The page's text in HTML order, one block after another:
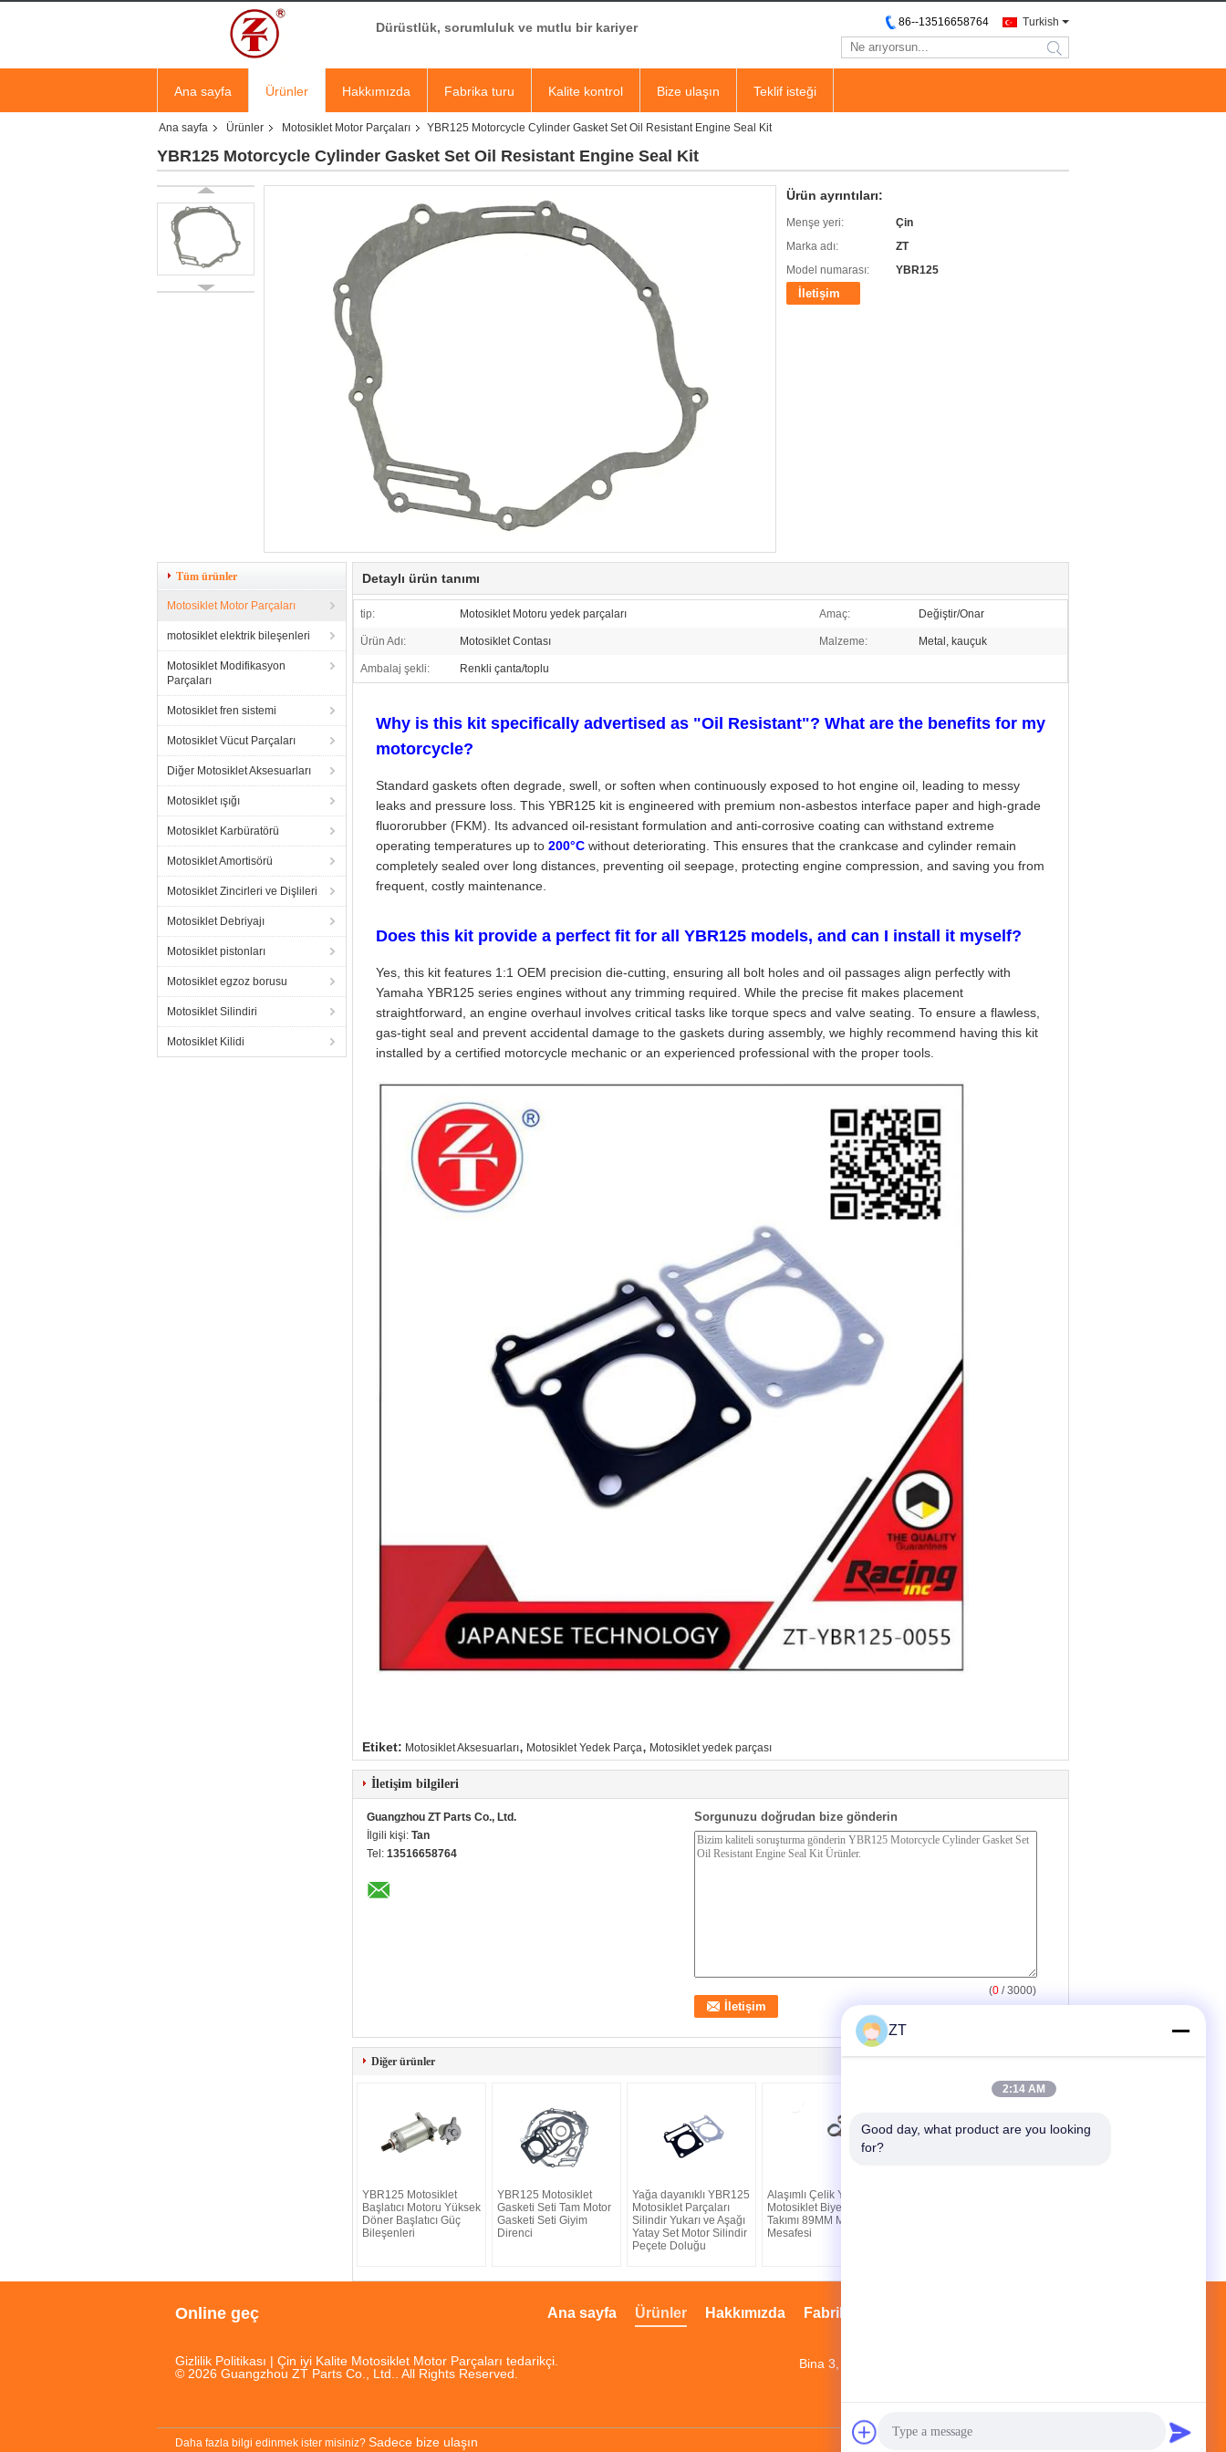
Dürüstlük, sorumluluk ve mutlu bir kariyer Turkish
86--13516658764
search
Ana sayfa Ürünler Hakkımızda Fabrika turu Kalite kontrol Bize ulaşın Teklif isteği
Ana sayfa Ürünler Motosiklet Motor Parçaları YBR125 Motorcycle Cylinder Gasket Set Oil Resistant Engine Seal Kit
YBR125 Motorcycle Cylinder Gasket Set Oil Resistant Engine Seal Kit
Ürün ayrıntıları:
Menşe yeri:
Çin
Marka adı:
ZT
Model numarası:
YBR125
İletişim
Tüm ürünler
Motosiklet Motor Parçaları
motosiklet elektrik bileşenleri
Motosiklet Modifikasyon
Parçaları
Motosiklet fren sistemi
Motosiklet Vücut Parçaları
Diğer Motosiklet Aksesuarları
Motosiklet ışığı
Motosiklet Karbüratörü
Motosiklet Amortisörü
Motosiklet Zincirleri ve Dişlileri
Motosiklet Debriyajı
Motosiklet pistonları
Motosiklet egzoz borusu
Motosiklet Silindiri
Motosiklet Kilidi
Detaylı ürün tanımı
tip: Motosiklet Motoru yedek parçaları Amaç: Değiştir/Onar
Ürün Adı: Motosiklet Contası Malzeme: Metal, kauçuk
Ambalaj şekli: Renkli çanta/toplu
Why is this kit specifically advertised as "Oil Resistant"? What are the benefits for my
motorcycle?
Standard gaskets often degrade, swell, or soften when continuously exposed to hot engine oil, leading to messy
leaks and pressure loss. This YBR125 kit is engineered with premium non-asbestos interface paper and high-grade
fluororubber (FKM). Its advanced oil-resistant formulation and anti-corrosive coating can withstand extreme
operating temperatures up to 200°C without deteriorating. This ensures that the crankcase and cylinder remain
completely sealed over long distances, preventing oil seepage, protecting engine compression, and saving you from
frequent, costly maintenance.
Does this kit provide a perfect fit for all YBR125 models, and can I install it myself?
Yes, this kit features 1:1 OEM precision die-cutting, ensuring all bolt holes and oil passages align perfectly with
Yamaha YBR125 series engines without any trimming required. While the precise fit makes placement
straightforward, an engine overhaul involves critical tasks like torque specs and valve seating. To ensure a flawless,
gas-tight seal and prevent accidental damage to the gaskets during assembly, we highly recommend having this kit
installed by a certified motorcycle mechanic or an experienced professional with the proper tools.
Etiket: Motosiklet Aksesuarları, Motosiklet Yedek Parça, Motosiklet yedek parçası
İletişim bilgileri
Guangzhou ZT Parts Co., Ltd.
İlgili kişi: Tan
Tel: 13516658764
Sorgunuzu doğrudan bize gönderin
(0 / 3000)
Diğer ürünler
YBR125 Motosiklet
Başlatıcı Motoru Yüksek
Döner Başlatıcı Güç
Bileşenleri
YBR125 Motosiklet
Gasketi Seti Tam Motor
Gasketi Seti Giyim
Direnci
Yağa dayanıklı YBR125
Motosiklet Parçaları
Silindir Yukarı ve Aşağı
Yatay Set Motor Silindir
Peçete Doluğu
Alaşımlı Çelik YBR125
Motosiklet Biyel Kolu
Takımı 89MM Merkez
Mesafesi
Online geç Fabrika turu
Hakkımızda
Ürünler
Ana sayfa
Gizlilik Politikası | Çin iyi Kalite Motosiklet Motor Parçaları tedarikçi.
© 2026 Guangzhou ZT Parts Co., Ltd.. All Rights Reserved.
Bina 3, Mopei Sanayi Parkı, Baiyun Bölgesi,
Daha fazla bilgi edinmek ister misiniz? Sadece bize ulaşın
ZT
2:14 AM
Good day, what product are you looking
for?